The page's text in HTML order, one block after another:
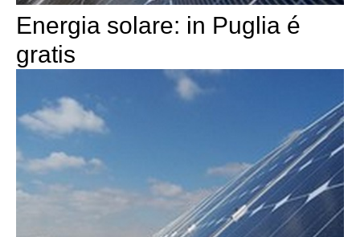
Energia solare: in Puglia é
gratis